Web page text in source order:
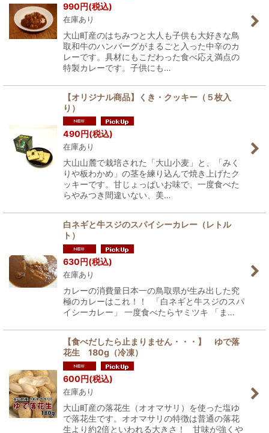
990円(税込)
在庫あり
大山町産のはちみつと大人も子供も大好きな鳥
取和牛のハンバーグがまるごと入った中辛のカ
レーです。具材にもこだわった食べ応え満点の
特製カレーです。子供にも…
【オリジナル商品】くき・クッキー（５枚入
り）
490円(税込)
在庫あり
大山山麓で栽培された「大山小麦」と、「みく
りや板わかめ」の茎を練り込んで焼き上げたク
ッキーです。甘じょっぱいお味で、一度食べた
らやみつき間違いない、美…
白ネギと牛スジのスパイシーカレー（レトル
ト）
630円(税込)
在庫あり
カレーの消費量日本一の鳥取県が生み出した究
極のカレーはこれ！！ 「白ネギと牛スジのスパ
イシーカレー」 一度食べたらヤミツキ 「ま…
【食べだしたら止まりません・・・】 ゆで落
花生 180g（冷凍）
600円(税込)
在庫あり
大山町産の落花生（オオマサリ）を使った塩ゆ
で落花生です。オオマサリの特徴は普通の落花
生より約2倍といわれる大きさ！ 甘味が強くや